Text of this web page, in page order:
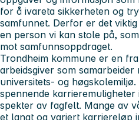
for å ivareta sikkerheten og
samfunnet. Derfor er det
en person vi kan stole på,
mot samfunnsoppdraget.
Trondheim kommune er en
arbeidsgiver som
universitets- og
spennende
spekter av fagfelt. Mange av
et langt og variert karriereløp